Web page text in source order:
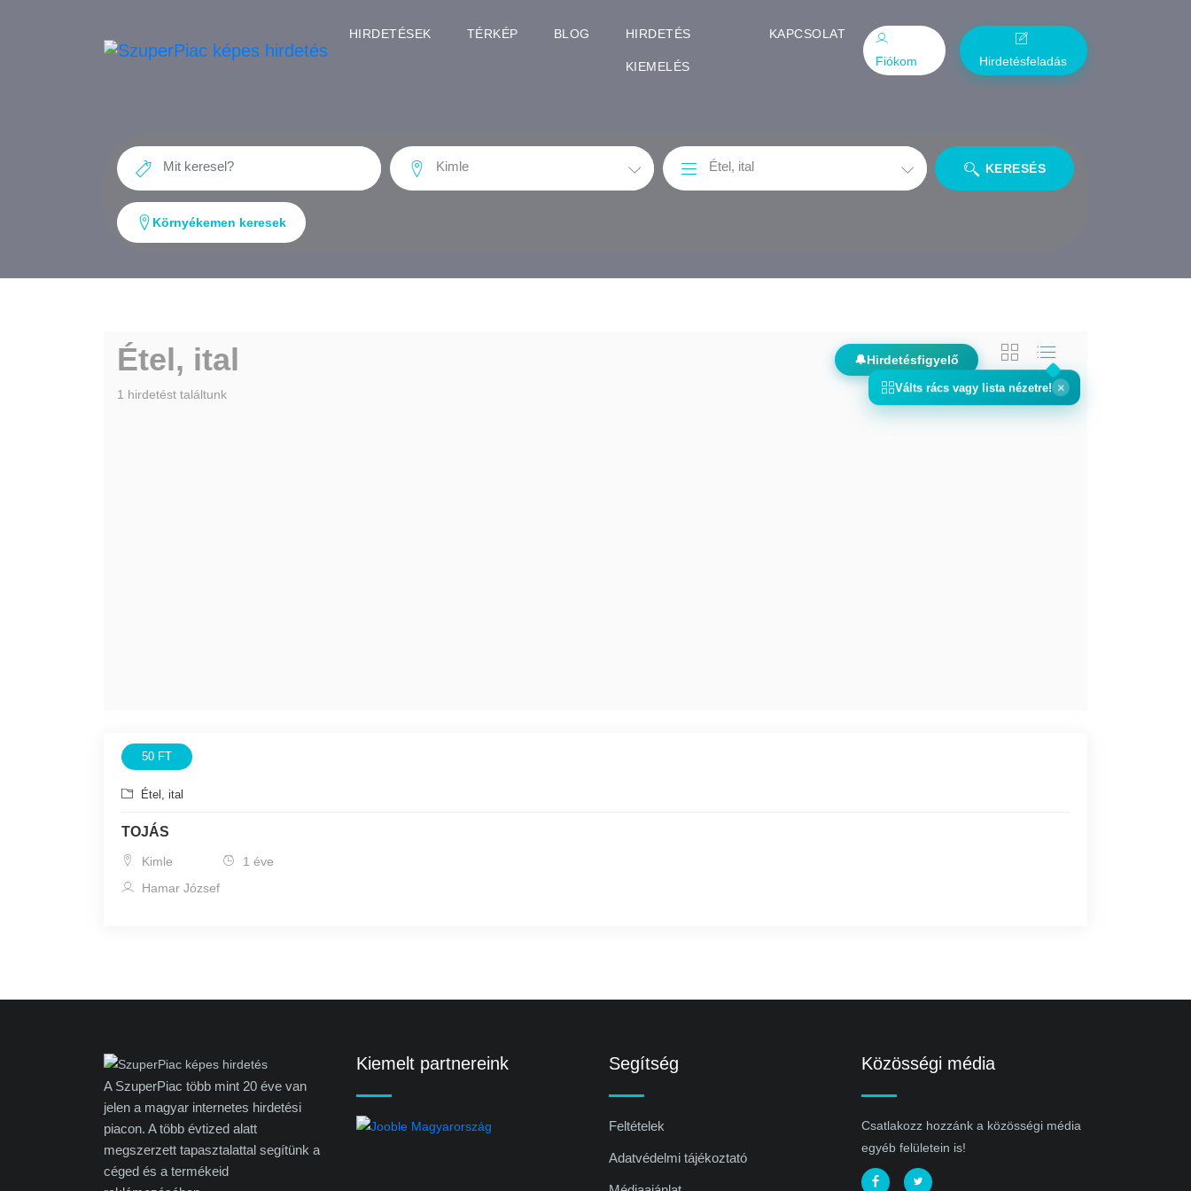
HIRDETÉSEK TÉRKÉP BLOG HIRDETÉS
KIEMELÉS
KAPCSOLAT
Fiókom
Hirdetésfeladás
KERESÉS
Környékemen keresek
Étel, ital
1 hirdetést találtunk
🔔Hirdetésfigyelő
Válts rács vagy listanézetre! ×
50 FT
Étel, ital
TOJÁS
Kimle
1 éve
Hamar József
A SzuperPiac több mint 20 éve van
jelen a magyar internetes hirdetési
piacon. A több évtized alatt
megszerzett tapasztalattal segítünk a
céged és a termékeid
Kiemelt partnereink Segítség
Feltételek
Adatvédelmi tájékoztató
Közösségi média
Csatlakozz hozzánk a közösségi média
egyéb felületein is!